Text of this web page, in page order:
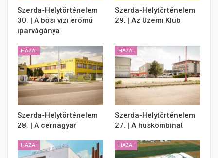
Szerda-Helytörténelem
30. | A bősi vízi erőmű
iparvágánya
Szerda-Helytörténelem
29. | Az Üzemi Klub
HAZAI
Szerda-Helytörténelem
28. | A cérnagyár
HAZAI
Szerda-Helytörténelem
27. | A húskombinát
HAZAI HAZAI